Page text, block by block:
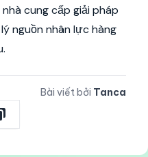
cung cấp giải pháp
nguồn nhân lực hàng
Bài viết bởi Tanca